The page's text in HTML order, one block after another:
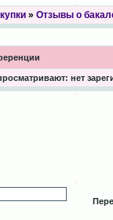
» Отзывы о
нет